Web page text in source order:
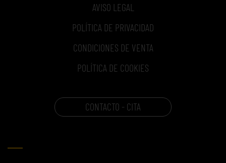
AVISO LEGAL
POLÍTICA DE PRIVACIDAD
CONDICIONES DE VENTA
POLÍTICA DE COOKIES
CONTACTO - CITA